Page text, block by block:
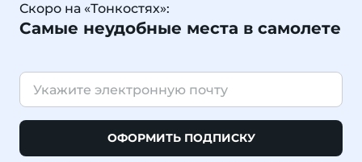
Скоро на «Тонкостях»:
Самые неудобные места в самолете
ОФОРМИТЬ ПОДПИСКУ